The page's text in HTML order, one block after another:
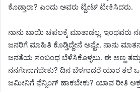
ಕೊಡ್ತಾರಾ? ಎಂದು ಅವರು ಟ್ವೀಟ್ ಟೀಕಿಸಿದರು.
ನಾನು ಬಾಯಿ ಚಪಲಕ್ಕೆ ಮಾತಾಡಲ್ಲ. ಇಂಥವರು
ಜನರಿಗೆ ಮಾಹಿತಿ ಕೊಡ್ತಿದ್ದೇನೆ ಅಷ್ಟೇ. ನಾನು
ಜನತೆಯ ಸಂಬಂಧ ಬೆಳೆಸಿಕೊಳ್ಳಲು. ಈ ಅಣ್ಣ
ನನಗೇನಾಗಬೇಕು? ದಿನ ಬೆಳಗಾದರೆ ಯಾರ ತಲೆ
ಜಮೀನಿಗೆ ಫೆನ್ಸಿಂಗ್ ಹಾಕಬೇಕು? ಯಾವ ರೀತಿ